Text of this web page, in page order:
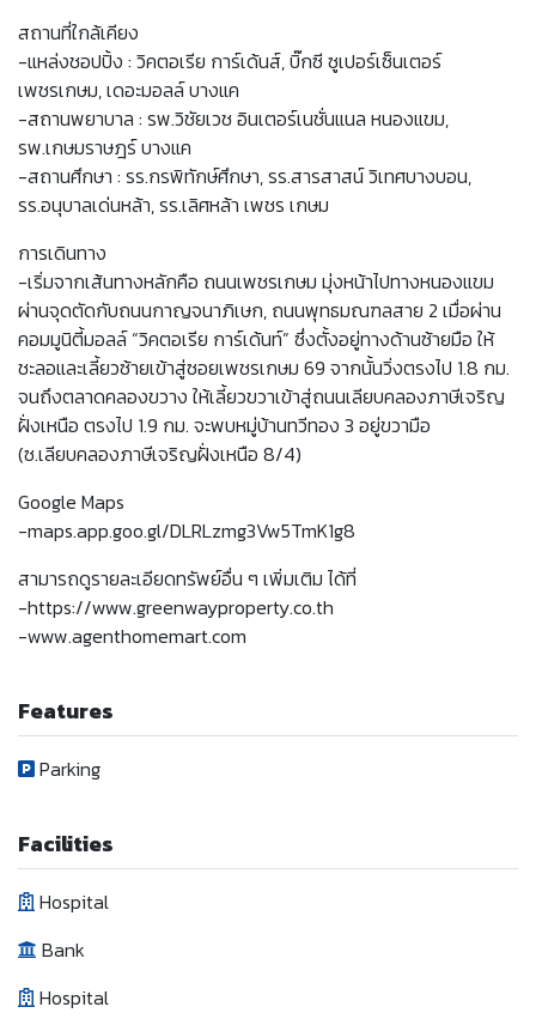
สถานที่ใกล้เคียง
-แหล่งชอปปิ้ง : วิคตอเรีย การ์เด้นส์, บิ๊กซี ซูเปอร์เซ็นเตอร์
เพชรเกษม, เดอะมอลล์ บางแค
-สถานพยาบาล : รพ.วิชัยเวช อินเตอร์เนชั่นแนล หนองแขม,
รพ.เกษมราษฎร์ บางแค
-สถานศึกษา : รร.กรพิทักษ์ศึกษา, รร.สารสาสน์ วิเทศบางบอน,
รร.อนุบาลเด่นหล้า, รร.เลิศหล้า เพชร เกษม
การเดินทาง
-เริ่มจากเส้นทางหลักคือ ถนนเพชรเกษม มุ่งหน้าไปทางหนองแขม
ผ่านจุดตัดกับถนนกาญจนาภิเษก, ถนนพุทธมณฑลสาย 2 เมื่อผ่าน
คอมมูนิตี้มอลล์ “วิคตอเรีย การ์เด้นท์” ซึ่งตั้งอยู่ทางด้านซ้ายมือ ให้
ชะลอและเลี้ยวซ้ายเข้าสู่ซอยเพชรเกษม 69 จากนั้นวิ่งตรงไป 1.8 กม.
จนถึงตลาดคลองขวาง ให้เลี้ยวขวาเข้าสู่ถนนเลียบคลองภาษีเจริญ
ฝั่งเหนือ ตรงไป 1.9 กม. จะพบหมู่บ้านทวีทอง 3 อยู่ขวามือ
(ซ.เลียบคลองภาษีเจริญฝั่งเหนือ 8/4)
Google Maps
-maps.app.goo.gl/DLRLzmg3Vw5TmK1g8
สามารถดูรายละเอียดทรัพย์อื่น ๆ เพิ่มเติม ได้ที่
-https://www.greenwayproperty.co.th
-www.agenthomemart.com
Features
Parking
Facilities
Hospital
Bank
Hospital